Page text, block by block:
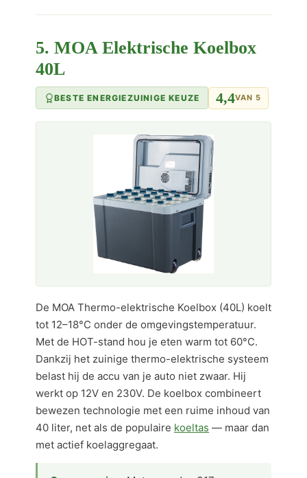
5. MOA Elektrische Koelbox
40L
BESTE ENERGIEZUINIGE KEUZE 4,4VAN 5
De MOA Thermo-elektrische Koelbox (40L) koelt
tot 12–18°C onder de omgevingstemperatuur.
Met de HOT-stand hou je eten warm tot 60°C.
Dankzij het zuinige thermo-elektrische systeem
belast hij de accu van je auto niet zwaar. Hij
werkt op 12V en 230V. De koelbox combineert
bewezen technologie met een ruime inhoud van
40 liter, net als de populaire koeltas — maar dan
met actief koelaggregaat.